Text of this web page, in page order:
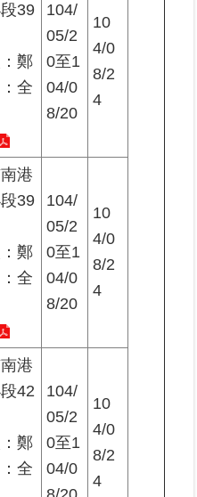
39
鄭
全
104/
05/2
0至1
04/0
8/20
10
4/0
8/2
4
港
39
鄭
全
104/
05/2
0至1
04/0
8/20
10
4/0
8/2
4
港
42
鄭
全
104/
05/2
0至1
04/0
10
4/0
8/2
4